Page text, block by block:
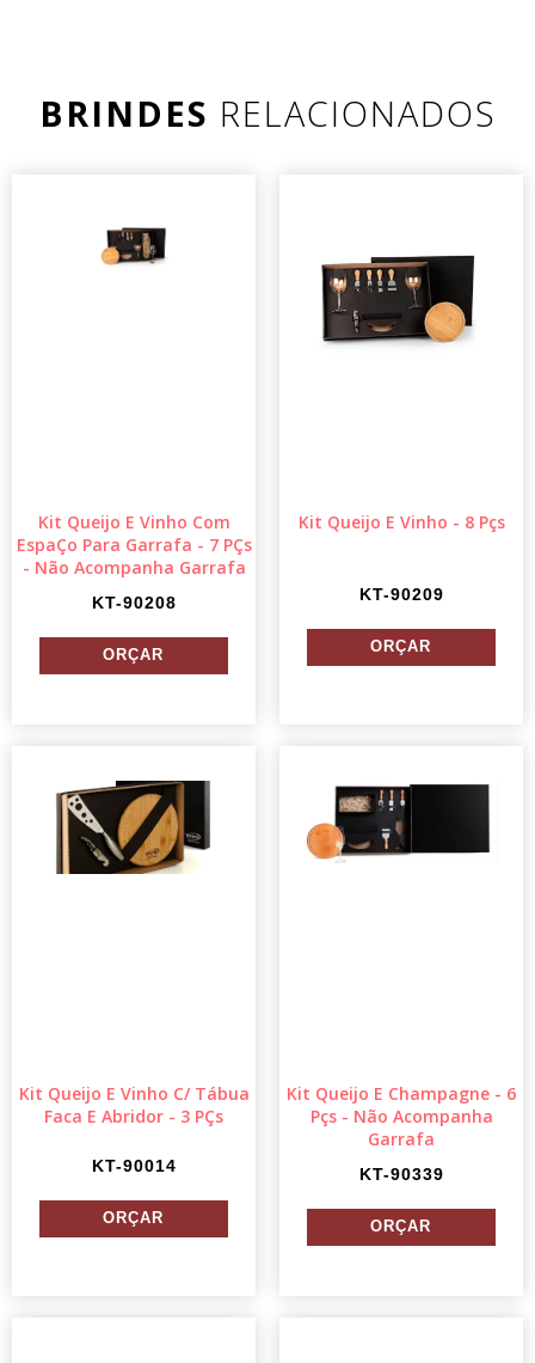
BRINDES RELACIONADOS
Kit Queijo E Vinho Com
EspaÇo Para Garrafa - 7 PÇs
- Não Acompanha Garrafa
KT-90208
Kit Queijo E Vinho - 8 Pçs
KT-90209
Kit Queijo E Vinho C/ Tábua
Faca E Abridor - 3 PÇs
KT-90014
Kit Queijo E Champagne - 6
Pçs - Não Acompanha
Garrafa
KT-90339